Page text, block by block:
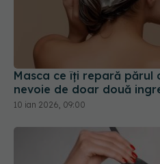
Masca ce îți repară părul
nevoie de doar două
10 ian 2026, 09:00